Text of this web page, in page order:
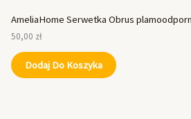
AmeliaHome Serwetka Obrus
50,00 zł
Dodaj Do Koszyka